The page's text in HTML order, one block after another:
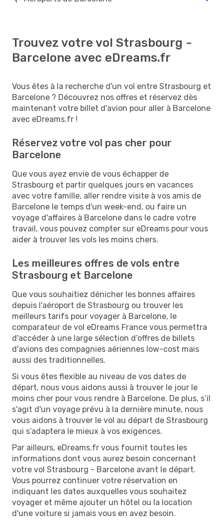
Trouvez votre vol Strasbourg -
Barcelone avec eDreams.fr
Vous êtes à la recherche d'un vol entre Strasbourg et
Barcelone ? Découvrez nos offres et réservez dès
maintenant votre billet d'avion pour aller à Barcelone
avec eDreams.fr !
Réservez votre vol pas cher pour
Barcelone
Que vous ayez envie de vous échapper de
Strasbourg et partir quelques jours en vacances
avec votre famille, aller rendre visite à vos amis de
Barcelone le temps d'un week-end, ou faire un
voyage d'affaires à Barcelone dans le cadre votre
travail, vous pouvez compter sur eDreams pour vous
aider à trouver les vols les moins chers.
Les meilleures offres de vols entre
Strasbourg et Barcelone
Que vous souhaitiez dénicher les bonnes affaires
depuis l'aéroport de Strasbourg ou trouver les
meilleurs tarifs pour voyager à Barcelone, le
comparateur de vol eDreams France vous permettra
d'accéder à une large sélection d’offres de billets
d'avions des compagnies aériennes low-cost mais
aussi des traditionnelles.
Si vous êtes flexible au niveau de vos dates de
départ, nous vous aidons aussi à trouver le jour le
moins cher pour vous rendre à Barcelone. De plus, s’il
s'agit d'un voyage prévu à la dernière minute, nous
vous aidons à trouver le vol au départ de Strasbourg
qui s’adaptera le mieux à vos exigences.
Par ailleurs, eDreams.fr vous fournit toutes les
informations dont vous aurez besoin concernant
votre vol Strasbourg - Barcelone avant le départ.
Vous pourrez continuer votre réservation en
indiquant les dates auxquelles vous souhaitez
voyager et même ajouter un hôtel ou la location
d'une voiture si jamais vous en avez besoin.